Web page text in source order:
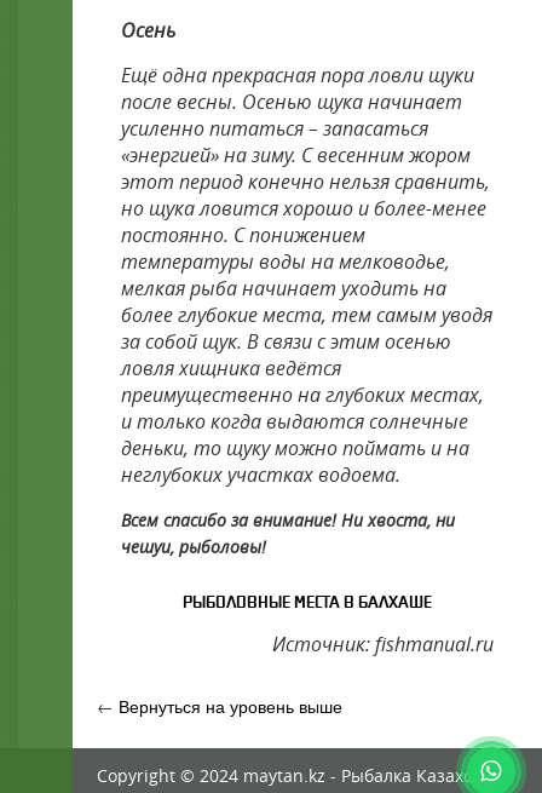
Осень
Ещё одна прекрасная пора ловли щуки
после весны. Осенью щука начинает
усиленно питаться – запасаться
«энергией» на зиму. С весенним жором
этот период конечно нельзя сравнить,
но щука ловится хорошо и более-менее
постоянно. С понижением
температуры воды на мелководье,
мелкая рыба начинает уходить на
более глубокие места, тем самым уводя
за собой щук. В связи с этим осенью
ловля хищника ведётся
преимущественно на глубоких местах,
и только когда выдаются солнечные
деньки, то щуку можно поймать и на
неглубоких участках водоема.
Всем спасибо за внимание! Ни хвоста, ни
чешуи, рыболовы!
РЫБОЛОВНЫЕ МЕСТА В БАЛХАШЕ
Источник: fishmanual.ru
← Вернуться на уровень выше
Copyright © 2024 maytan.kz - Рыбалка Казахстан